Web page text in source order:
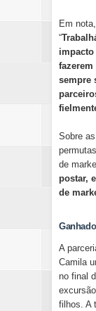
Em
“
sempre
Sobre
de
postar,
de
A
Camila
no final
filhos. A